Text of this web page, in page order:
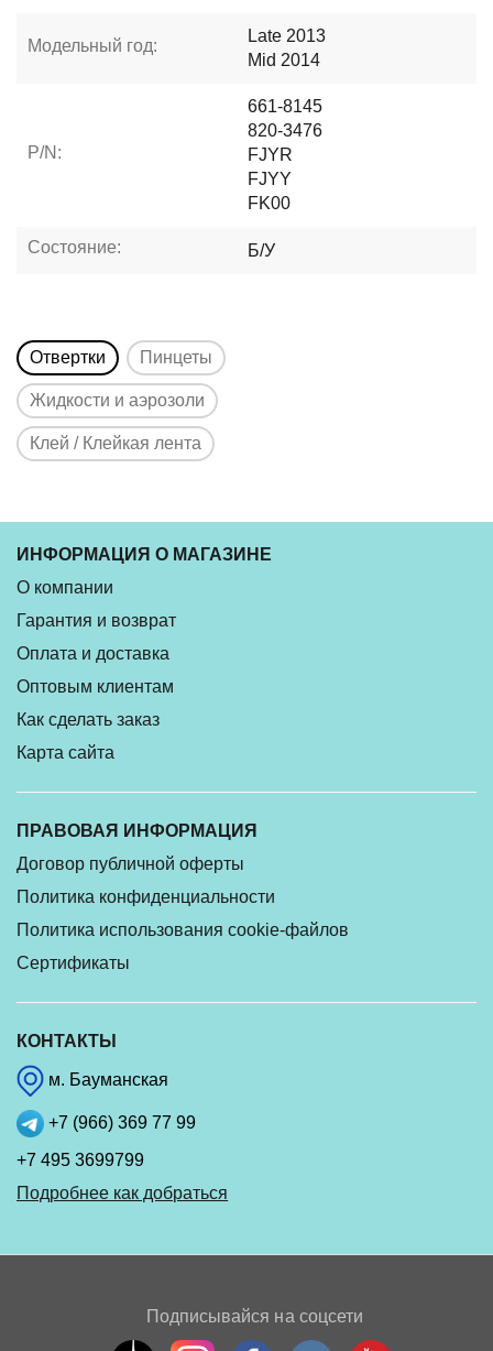
Модельный год:
Late 2013
Mid 2014
P/N:
661-8145
820-3476
FJYR
FJYY
FK00
Состояние: Б/У
Отвертки Пинцеты
Жидкости и аэрозоли
Клей / Клейкая лента
ИНФОРМАЦИЯ О МАГАЗИНЕ
О компании
Гарантия и возврат
Оплата и доставка
Оптовым клиентам
Как сделать заказ
Карта сайта
ПРАВОВАЯ ИНФОРМАЦИЯ
Договор публичной оферты
Политика конфиденциальности
Политика использования cookie-файлов
Сертификаты
КОНТАКТЫ
м. Бауманская
+7 (966) 369 77 99
+7 495 3699799
Подробнее как добраться
Подписывайся на соцсети